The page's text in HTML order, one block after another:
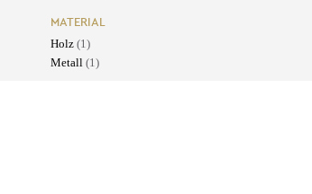
MATERIAL
Holz (1)
Metall (1)